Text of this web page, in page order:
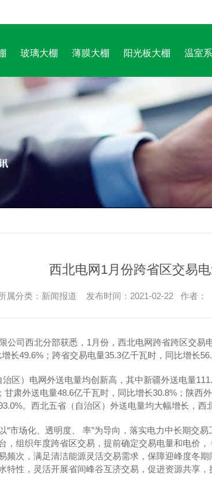
玻璃大棚 薄膜大棚 阳光板大棚 温室
西北电网1月份跨省区交易
属分类：新闻报道 发布时间：2021-02-22 作者：
公司西北分部获悉，1月份，西北电网跨省跨区交
长49.6%；跨省交易电量35.3亿千瓦时，同比增长
区）电网外送电量均创新高，其中新疆外送电量
甘肃外送电量48.6亿千瓦时，同比增长30.8%；陕西
。西北五省（自治区）外送电量均大幅增长，西
“市场化、透明度、 率”为导向，落实电力中长期交
，组织年度跨省区交易，提前确定交易电量和电价
频次，满足清洁能源灵活交易需求，保障迎峰度冬
特性，灵活开展省间峰谷互济交易，促进资源共享